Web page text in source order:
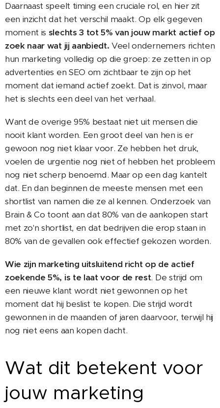
Daarnaast speelt timing een cruciale rol, en hier zit
een inzicht dat het verschil maakt. Op elk gegeven
moment is slechts 3 tot 5% van jouw markt actief op
zoek naar wat jij aanbiedt. Veel ondernemers richten
hun marketing volledig op die groep: ze zetten in op
advertenties en SEO om zichtbaar te zijn op het
moment dat iemand actief zoekt. Dat is zinvol, maar
het is slechts een deel van het verhaal.
Want de overige 95% bestaat niet uit mensen die
nooit klant worden. Een groot deel van hen is er
gewoon nog niet klaar voor. Ze hebben het druk,
voelen de urgentie nog niet of hebben het probleem
nog niet scherp benoemd. Maar op een dag kantelt
dat. En dan beginnen de meeste mensen met een
shortlist van namen die ze al kennen. Onderzoek van
Brain & Co toont aan dat 80% van de aankopen start
met zo'n shortlist, en dat bedrijven die erop staan in
80% van de gevallen ook effectief gekozen worden.
Wie zijn marketing uitsluitend richt op de actief
zoekende 5%, is te laat voor de rest. De strijd om
een nieuwe klant wordt niet gewonnen op het
moment dat hij beslist te kopen. Die strijd wordt
gewonnen in de maanden of jaren daarvoor, terwijl hij
nog niet eens aan kopen dacht.
Wat dit betekent voor
jouw marketing